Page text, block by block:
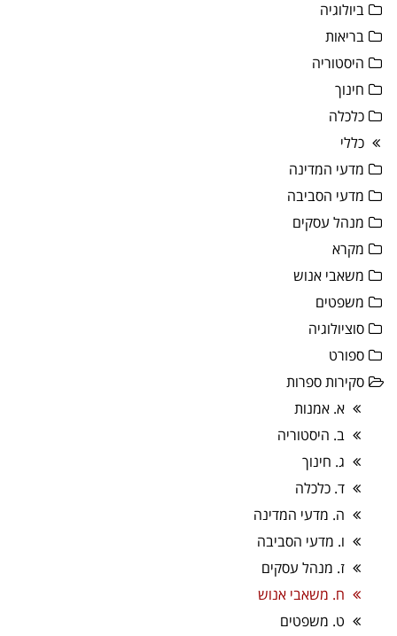
ביולוגיה
בריאות
היסטוריה
חינוך
כלכלה
כללי
מדעי המדינה
מדעי הסביבה
מנהל עסקים
מקרא
משאבי אנוש
משפטים
סוציולוגיה
ספורט
סקירות ספרות
א. אמנות
ב. היסטוריה
ג. חינוך
ד. כלכלה
ה. מדעי המדינה
ו. מדעי הסביבה
ז. מנהל עסקים
ח. משאבי אנוש
ט. משפטים